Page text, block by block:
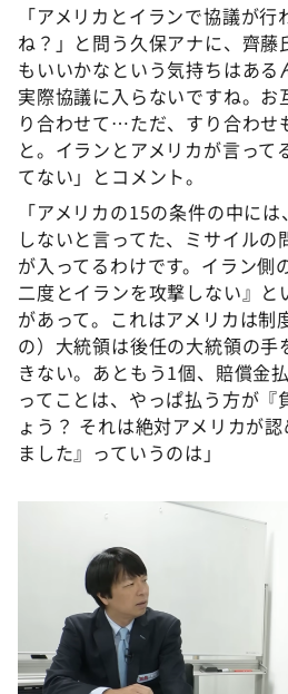
「アメリカとイランで協議が
ね？」と問う久保アナに、齊藤
もいいかなという気持ちはある
実際協議に入らないですね。お
り合わせて…ただ、すり合わせ
と。イランとアメリカが言って
てない」とコメント。
「アメリカの15の条件の中に
しないと言ってた、ミサイル
が入ってるわけです。イラン側
二度とイランを攻撃しない』と
があって。これはアメリカは制
の）大統領は後任の大統領の手
きない。あともう1個、賠償金
ってことは、やっぱ払う方が『
ょう？ それは絶対アメリカが
ました』っていうのは」